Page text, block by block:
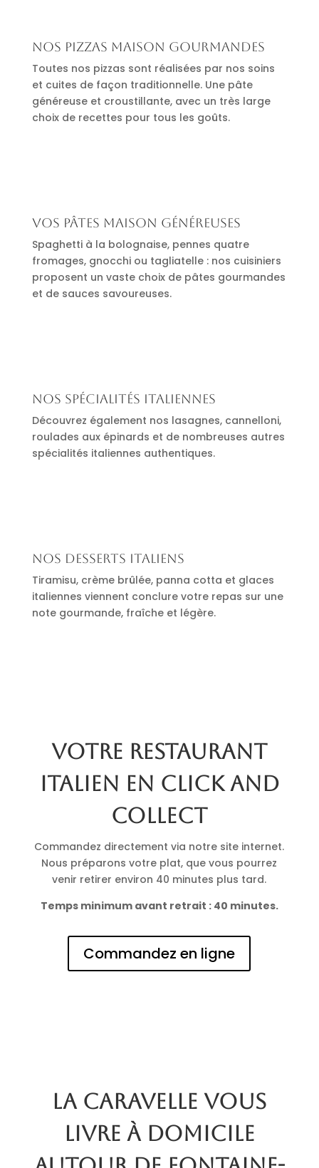
Nos pizzas maison gourmandes
Toutes nos pizzas sont réalisées par nos soins
et cuites de façon traditionnelle. Une pâte
généreuse et croustillante, avec un très large
choix de recettes pour tous les goûts.
Vos pâtes maison généreuses
Spaghetti à la bolognaise, pennes quatre
fromages, gnocchi ou tagliatelle : nos cuisiniers
proposent un vaste choix de pâtes gourmandes
et de sauces savoureuses.
Nos spécialités italiennes
Découvrez également nos lasagnes, cannelloni,
roulades aux épinards et de nombreuses autres
spécialités italiennes authentiques.
Nos desserts italiens
Tiramisu, crème brûlée, panna cotta et glaces
italiennes viennent conclure votre repas sur une
note gourmande, fraîche et légère.
Votre restaurant
italien en click and
collect
Commandez directement via notre site internet.
Nous préparons votre plat, que vous pourrez
venir retirer environ 40 minutes plus tard.
Temps minimum avant retrait : 40 minutes.
Commandez en ligne
La Caravelle vous
livre à domicile